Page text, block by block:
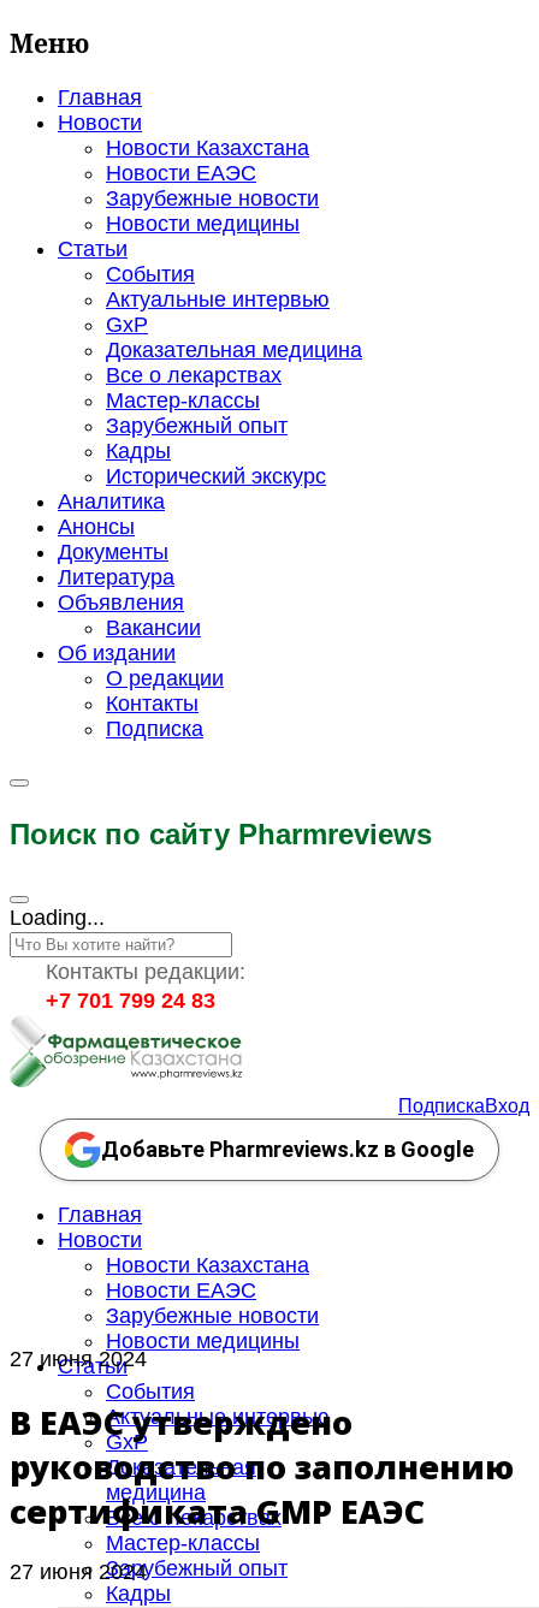
Меню
Главная
Новости
Новости Казахстана
Новости ЕАЭС
Зарубежные новости
Новости медицины
Статьи
События
Актуальные интервью
GxP
Доказательная медицина
Все о лекарствах
Мастер-классы
Зарубежный опыт
Кадры
Исторический экскурс
Аналитика
Анонсы
Документы
Литература
Объявления
Вакансии
Об издании
О редакции
Контакты
Подписка
Поиск по сайту Pharmreviews
Loading...
Контакты редакции:
+7 701 799 24 83
ПодпискаВход
Добавьте Pharmreviews.kz в Google
Главная
Новости
Новости Казахстана
Новости ЕАЭС
Зарубежные новости
Новости медицины
Статьи
События
Актуальные интервью
GxP
Доказательная
медицина
Все о лекарствах
Мастер-классы
Зарубежный опыт
Кадры
27 июня 2024
В ЕАЭС утверждено
руководство по заполнению
сертификата GMP ЕАЭС
27 июня 2024